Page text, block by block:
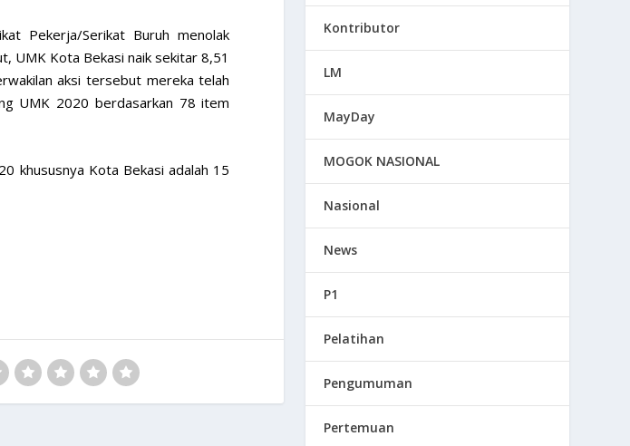
Pekerja/Serikat Buruh menolak
UMK Kota Bekasi naik sekitar 8,51
aksi tersebut mereka telah
UMK 2020 berdasarkan 78 item
khususnya Kota Bekasi adalah 15
Kontributor
LM
MayDay
MOGOK NASIONAL
Nasional
News
P1
Pelatihan
Pengumuman
Pertemuan